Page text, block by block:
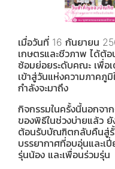
เมื่อวันที่ 16 กันยายน
เกษตรและชีวภาพ ได้
ซ้อมย่อยระดับคณะ เพื่อ
เข้าสู่วันแห่งความภาค
กำลังจะมาถึง
กิจกรรมในครั้งนี้นอกจา
ของพิธีในช่วงบ่ายแล้ว
ต้อนรับบัณฑิตกลับคืนสู่รั้
บรรยากาศที่อบอุ่นและเ
รุ่นน้อง และเพื่อนร่วมรุ่น